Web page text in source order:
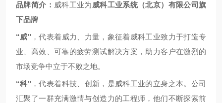
品牌简介： 威科工业为威科工业系统（北京）有限公司旗
下品牌
“威" ，代表着威力、力量，象征着威科工业致力于打造专
业、高效、可靠的疲劳测试解决方案，助力客户在激烈的
市场竞争中立于不败之地。
“科" ，代表着科技、创新，是威科工业的立身之本。公司
汇聚了一群充满激情与创造力的工程师，他们不断探索前